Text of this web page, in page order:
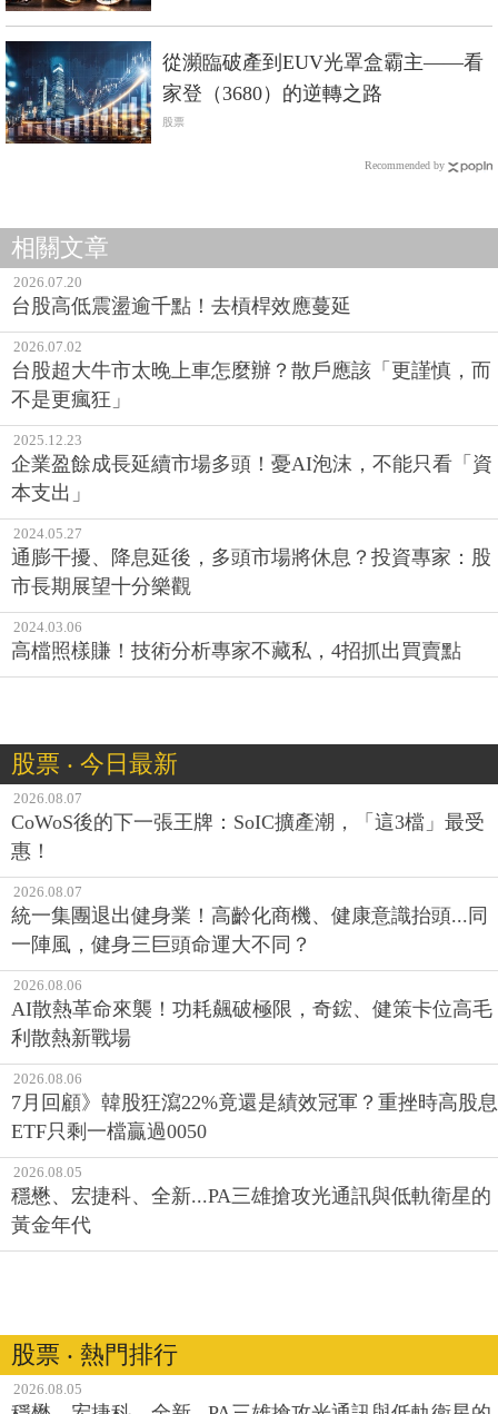
從瀕臨破產到EUV光罩盒霸主——看
家登（3680）的逆轉之路
股票
Recommended by
相關文章
2026.07.20
台股高低震盪逾千點！去槓桿效應蔓延
2026.07.02
台股超大牛市太晚上車怎麼辦？散戶應該「更謹慎，而
不是更瘋狂」
2025.12.23
企業盈餘成長延續市場多頭！憂AI泡沫，不能只看「資
本支出」
2024.05.27
通膨干擾、降息延後，多頭市場將休息？投資專家：股
市長期展望十分樂觀
2024.03.06
高檔照樣賺！技術分析專家不藏私，4招抓出買賣點
股票 ‧ 今日最新
2026.08.07
CoWoS後的下一張王牌：SoIC擴產潮，「這3檔」最受
惠！
2026.08.07
統一集團退出健身業！高齡化商機、健康意識抬頭...同
一陣風，健身三巨頭命運大不同？
2026.08.06
AI散熱革命來襲！功耗飆破極限，奇鋐、健策卡位高毛
利散熱新戰場
2026.08.06
7月回顧》韓股狂瀉22%竟還是績效冠軍？重挫時高股息
ETF只剩一檔贏過0050
2026.08.05
穩懋、宏捷科、全新...PA三雄搶攻光通訊與低軌衛星的
黃金年代
股票 ‧ 熱門排行
2026.08.05